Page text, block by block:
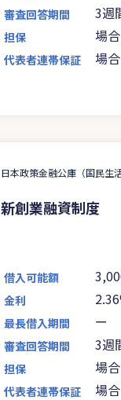
審査回答期間 3週
担保 場
代表者連帯保証 場
日本政策金融公庫（国民生活
新創業融資制度
借入可能額
金利
最長借入期間 ー
審査回答期間 3週
担保 場
代表者連帯保証 場